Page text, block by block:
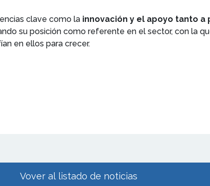
clave como la innovación y el apoyo tanto
su posición como referente en el sector, con la
en ellos para crecer.
Vover al listado de noticias